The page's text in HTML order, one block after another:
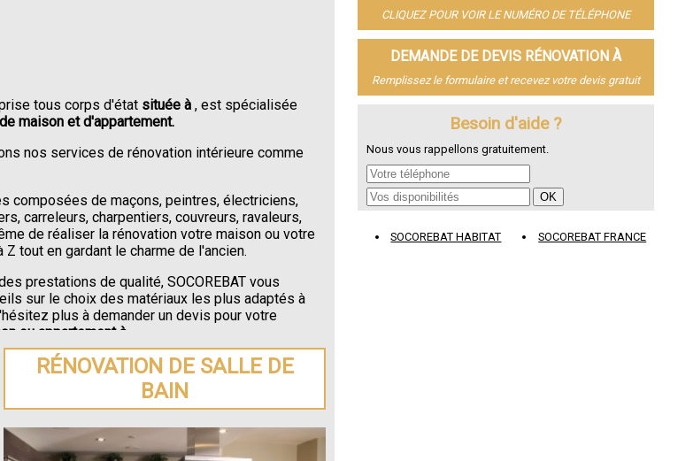
tous corps d'état située à , est spécialisée
maison et d'appartement.
nos services de rénovation intérieure comme
composées de maçons, peintres, électriciens,
carreleurs, charpentiers, couvreurs, ravaleurs,
de réaliser la rénovation votre maison ou votre
Z tout en gardant le charme de l'ancien.
prestations de qualité, SOCOREBAT vous
sur le choix des matériaux les plus adaptés à
plus à demander un devis pour votre
ou appartement à
RÉNOVATION DE SALLE DE
BAIN
CLIQUEZ POUR VOIR LE NUMÉRO DE TÉLÉPHONE
DEMANDE DE DEVIS RÉNOVATION À
Remplissez le formulaire et recevez votre devis gratuit
Besoin d'aide ?
Nous vous rappellons gratuitement.
SOCOREBAT HABITAT SOCOREBAT FRANCE